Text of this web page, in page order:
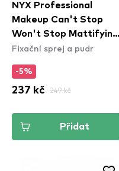
NYX Professional
Makeup Can't Stop
Won't Stop Mattifying
Powder - Bright Peach
Fixační sprej a pudr
-5%
237 kč 249 kč
Přidat